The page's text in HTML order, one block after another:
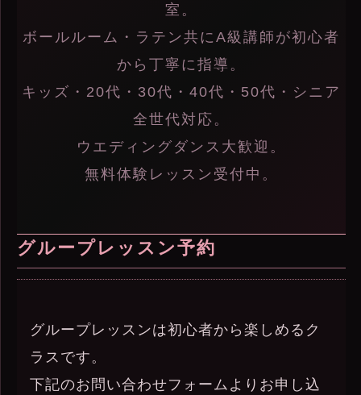
室。
ボールルーム・ラテン共にA級講師が初心者
から丁寧に指導。
キッズ・20代・30代・40代・50代・シニア
全世代対応。
ウエディングダンス大歓迎。
無料体験レッスン受付中。
グループレッスン予約
グループレッスンは初心者から楽しめるク
ラスです。
下記のお問い合わせフォームよりお申し込